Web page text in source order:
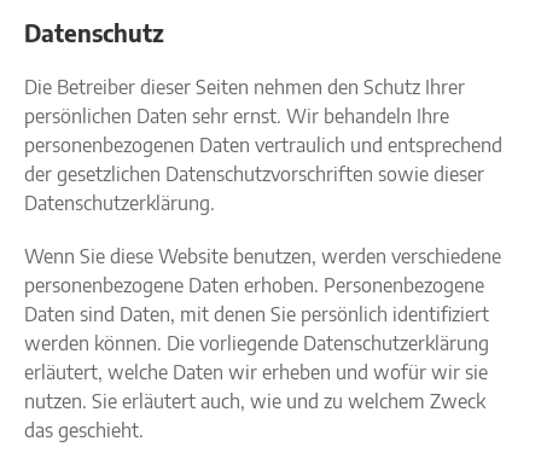
Datenschutz
Die Betreiber dieser Seiten nehmen den Schutz Ihrer
persönlichen Daten sehr ernst. Wir behandeln Ihre
personenbezogenen Daten vertraulich und entsprechend
der gesetzlichen Datenschutzvorschriften sowie dieser
Datenschutzerklärung.
Wenn Sie diese Website benutzen, werden verschiedene
personenbezogene Daten erhoben. Personenbezogene
Daten sind Daten, mit denen Sie persönlich identifiziert
werden können. Die vorliegende Datenschutzerklärung
erläutert, welche Daten wir erheben und wofür wir sie
nutzen. Sie erläutert auch, wie und zu welchem Zweck
das geschieht.